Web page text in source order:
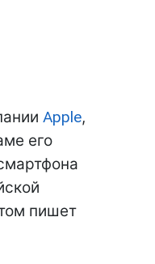
Apple,
его
пишет